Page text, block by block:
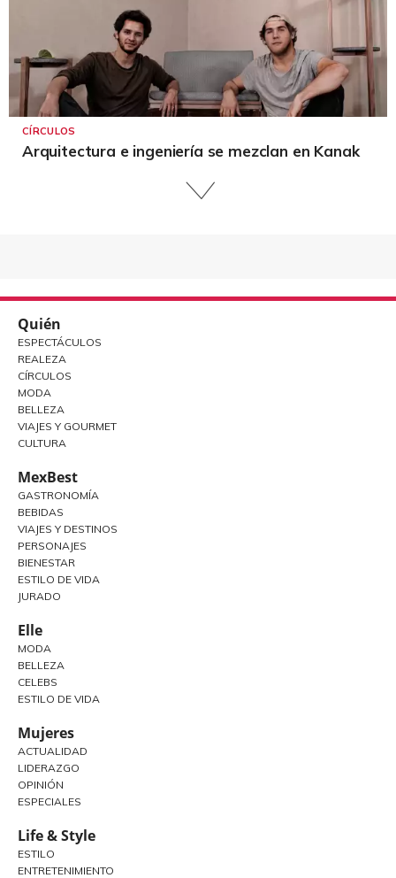
CÍRCULOS
Arquitectura e ingeniería se mezclan en Kanak
Quién
ESPECTÁCULOS
REALEZA
CÍRCULOS
MODA
BELLEZA
VIAJES Y GOURMET
CULTURA
MexBest
GASTRONOMÍA
BEBIDAS
VIAJES Y DESTINOS
PERSONAJES
BIENESTAR
ESTILO DE VIDA
JURADO
Elle
MODA
BELLEZA
CELEBS
ESTILO DE VIDA
Mujeres
ACTUALIDAD
LIDERAZGO
OPINIÓN
ESPECIALES
Life & Style
ESTILO
ENTRETENIMIENTO